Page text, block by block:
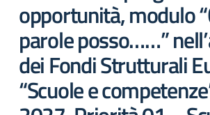
opportunità, modulo
parole posso……”
dei Fondi Strutturali
“Scuole e